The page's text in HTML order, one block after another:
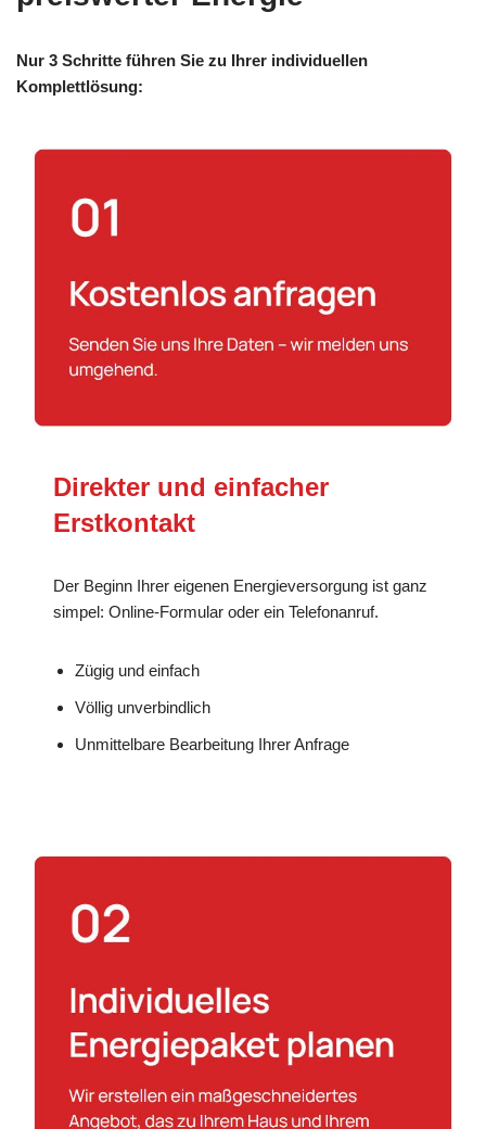
Nur 3 Schritte führen Sie zu Ihrer individuellen
Komplettlösung:
Direkter und einfacher
Erstkontakt
Der Beginn Ihrer eigenen Energieversorgung ist ganz
simpel: Online-Formular oder ein Telefonanruf.
Zügig und einfach
Völlig unverbindlich
Unmittelbare Bearbeitung Ihrer Anfrage